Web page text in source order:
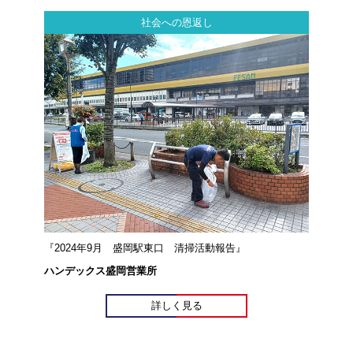
社会への恩返し
『2024年9月 盛岡駅東口 清掃活動報告』
ハンデックス盛岡営業所
詳しく見る